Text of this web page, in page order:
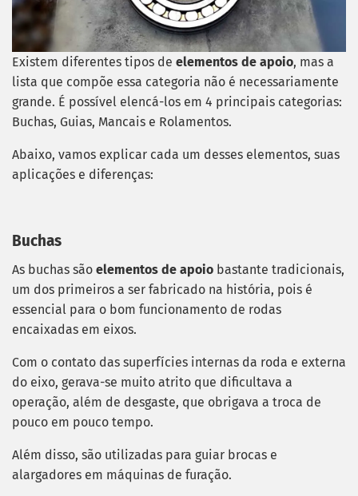
Existem diferentes tipos de elementos de apoio, mas a
lista que compõe essa categoria não é necessariamente
grande. É possível elencá-los em 4 principais categorias:
Buchas, Guias, Mancais e Rolamentos.
Abaixo, vamos explicar cada um desses elementos, suas
aplicações e diferenças:
Buchas
As buchas são elementos de apoio bastante tradicionais,
um dos primeiros a ser fabricado na história, pois é
essencial para o bom funcionamento de rodas
encaixadas em eixos.
Com o contato das superfícies internas da roda e externa
do eixo, gerava-se muito atrito que dificultava a
operação, além de desgaste, que obrigava a troca de
pouco em pouco tempo.
Além disso, são utilizadas para guiar brocas e
alargadores em máquinas de furação.